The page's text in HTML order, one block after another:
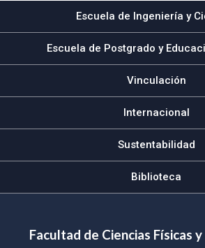
Escuela de Ingeniería y
Escuela de Postgrado y
Vinculación
Internacional
Sustentabilidad
Biblioteca
Facultad de Ciencias Físicas